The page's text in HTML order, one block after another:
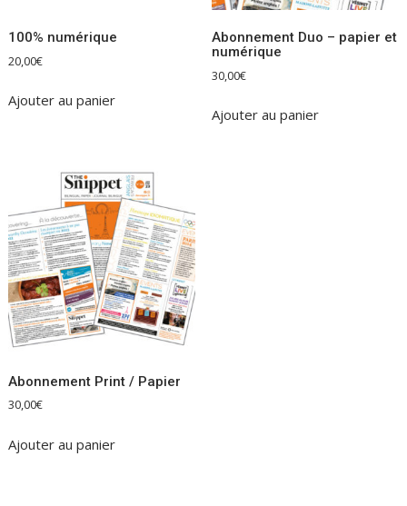
100% numérique
20,00€
Ajouter au panier
Abonnement Duo – papier et
numérique
30,00€
Ajouter au panier
Abonnement Print / Papier
30,00€
Ajouter au panier